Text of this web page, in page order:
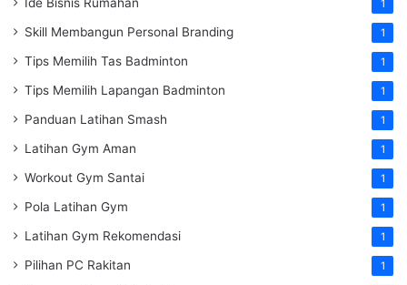
1
Skill Membangun Personal Branding 1
Tips Memilih Tas Badminton 1
Tips Memilih Lapangan Badminton 1
Panduan Latihan Smash 1
Latihan Gym Aman 1
Workout Gym Santai 1
Pola Latihan Gym 1
Latihan Gym Rekomendasi 1
Pilihan PC Rakitan 1